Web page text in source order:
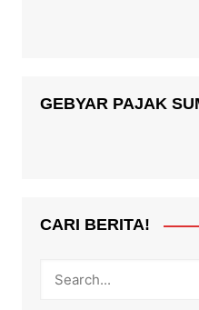
GEBYAR PAJAK
CARI BERITA!